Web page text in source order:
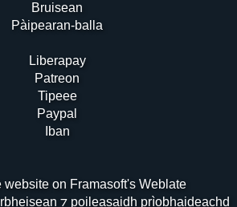
Bruisean
Pàipearan-balla
Liberapay
Patreon
Tipeee
Paypal
Iban
website on Framasoft's Weblate
⁊ poileasaidh prìobhaideachd